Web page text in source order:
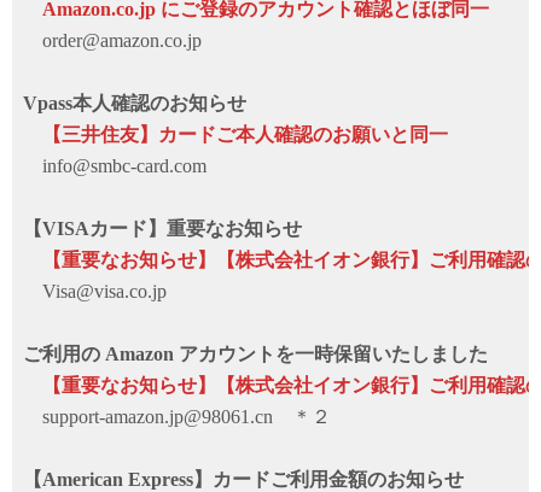
Аmazon.co.jp にご登録のアカウント確認とほぼ同一
order@amazon.co.jp
Vpass本人確認のお知らせ
【三井住友】カードご本人確認のお願いと同一
info@smbc-card.com
【VISAカード】重要なお知らせ
【重要なお知らせ】【株式会社イオン銀行】ご利用確認
Visa@visa.co.jp
ご利用の Amazon アカウントを一時保留いたしました
【重要なお知らせ】【株式会社イオン銀行】ご利用確認
support-amazon.jp@98061.cn ＊２
【American Express】カードご利用金額のお知らせ